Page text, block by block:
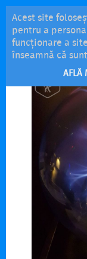
Acest site
pentru a
funcționare a
înseamnă că
AFLĂ